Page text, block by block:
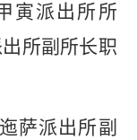
寅派出所所
所副所长职
萨派出所副